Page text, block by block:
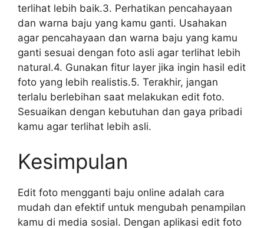
terlihat lebih baik.3. Perhatikan pencahayaan
dan warna baju yang kamu ganti. Usahakan
agar pencahayaan dan warna baju yang kamu
ganti sesuai dengan foto asli agar terlihat lebih
natural.4. Gunakan fitur layer jika ingin hasil edit
foto yang lebih realistis.5. Terakhir, jangan
terlalu berlebihan saat melakukan edit foto.
Sesuaikan dengan kebutuhan dan gaya pribadi
kamu agar terlihat lebih asli.
Kesimpulan
Edit foto mengganti baju online adalah cara
mudah dan efektif untuk mengubah penampilan
kamu di media sosial. Dengan aplikasi edit foto